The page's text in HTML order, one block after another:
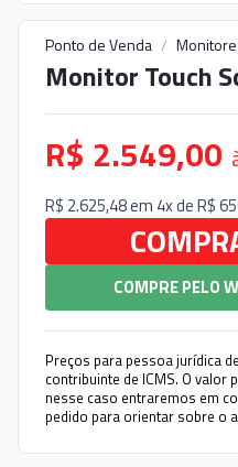
Ponto de Venda /
Monitor Touch
R$ 2.549,00
R$ 2.625,48 em 4x de R$
Quantidade
COMPRE PELO
Preços para pessoa jurídica
contribuinte de ICMS. O
nesse caso entraremos em
pedido para orientar sobre o